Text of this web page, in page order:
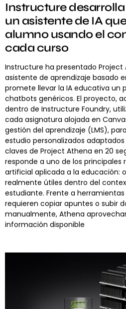
Instructure
un asistente de IA
alumno usando el
cada curso
Instructure ha presentado Project
asistente de aprendizaje basado
promete llevar la IA educativa un
chatbots genéricos. El proyecto,
dentro de Instructure Foundry,
cada asignatura alojada en
gestión del aprendizaje (LMS),
estudio personalizados
claves de Project Athena en 20
responde a uno de los principales
artificial aplicada a la educación:
realmente útiles dentro del
estudiante. Frente a
requieren copiar apuntes o subir
manualmente, Athena
información disponible